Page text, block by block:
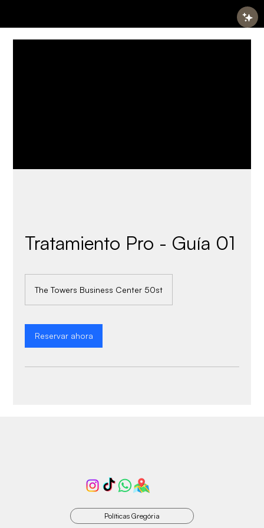
Tratamiento Pro - Guía 01
The Towers Business Center 50st
Reservar ahora
Políticas Gregória